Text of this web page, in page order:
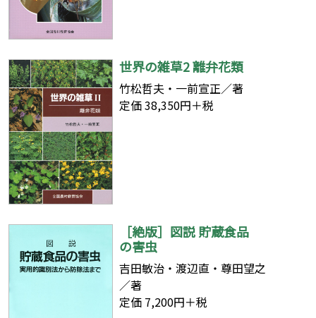
世界の雑草2 離弁花類
竹松哲夫・一前宣正／著
定価 38,350円＋税
［絶版］図説 貯蔵食品
の害虫
吉田敏治・渡辺直・尊田望之
／著
定価 7,200円＋税